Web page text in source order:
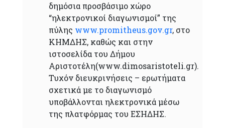
δημόσια προσβάσιμο χώρο
“ηλεκτρονικοί διαγωνισμοί” της
πύλης www.promitheus.gov.gr, στο
ΚΗΜΔΗΣ, καθώς και στην
ιστοσελίδα του Δήμου
Αριστοτέλη(www.dimosaristoteli.gr).
Τυχόν διευκρινήσεις – ερωτήματα
σχετικά με το διαγωνισμό
υποβάλλονται ηλεκτρονικά μέσω
της πλατφόρμας του ΕΣΗΔΗΣ.